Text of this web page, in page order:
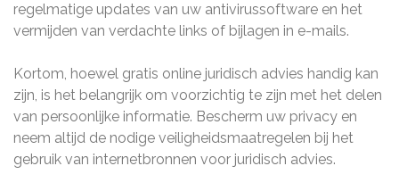
regelmatige updates van uw antivirussoftware en het
vermijden van verdachte links of bijlagen in e-mails.
Kortom, hoewel gratis online juridisch advies handig kan
zijn, is het belangrijk om voorzichtig te zijn met het delen
van persoonlijke informatie. Bescherm uw privacy en
neem altijd de nodige veiligheidsmaatregelen bij het
gebruik van internetbronnen voor juridisch advies.